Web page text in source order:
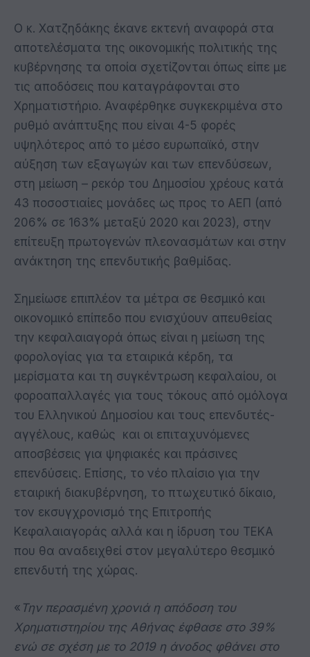
Ο κ. Χατζηδάκης έκανε εκτενή αναφορά στα
αποτελέσματα της οικονομικής πολιτικής της
κυβέρνησης τα οποία σχετίζονται όπως είπε με
τις αποδόσεις που καταγράφονται στο
Χρηματιστήριο. Αναφέρθηκε συγκεκριμένα στο
ρυθμό ανάπτυξης που είναι 4-5 φορές
υψηλότερος από το μέσο ευρωπαϊκό, στην
αύξηση των εξαγωγών και των επενδύσεων,
στη μείωση – ρεκόρ του Δημοσίου χρέους κατά
43 ποσοστιαίες μονάδες ως προς το ΑΕΠ (από
206% σε 163% μεταξύ 2020 και 2023), στην
επίτευξη πρωτογενών πλεονασμάτων και στην
ανάκτηση της επενδυτικής βαθμίδας.
Σημείωσε επιπλέον τα μέτρα σε θεσμικό και
οικονομικό επίπεδο που ενισχύουν απευθείας
την κεφαλαιαγορά όπως είναι η μείωση της
φορολογίας για τα εταιρικά κέρδη, τα
μερίσματα και τη συγκέντρωση κεφαλαίου, οι
φοροαπαλλαγές για τους τόκους από ομόλογα
του Ελληνικού Δημοσίου και τους επενδυτές-
αγγέλους, καθώς και οι επιταχυνόμενες
αποσβέσεις για ψηφιακές και πράσινες
επενδύσεις. Επίσης, το νέο πλαίσιο για την
εταιρική διακυβέρνηση, το πτωχευτικό δίκαιο,
τον εκσυγχρονισμό της Επιτροπής
Κεφαλαιαγοράς αλλά και η ίδρυση του ΤΕΚΑ
που θα αναδειχθεί στον μεγαλύτερο θεσμικό
επενδυτή της χώρας.
« Την περασμένη χρονιά η απόδοση του
Χρηματιστηρίου της Αθήνας έφθασε στο 39%
ενώ σε σχέση με το 2019 η άνοδος φθάνει στο